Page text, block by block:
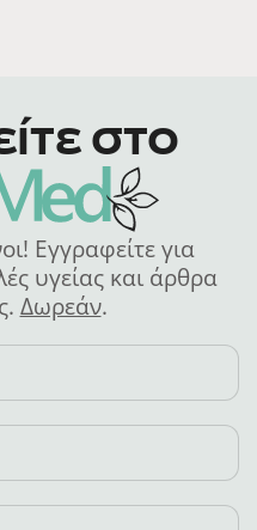
στο
Εγγραφείτε για
υγείας και άρθρα
Δωρεάν.